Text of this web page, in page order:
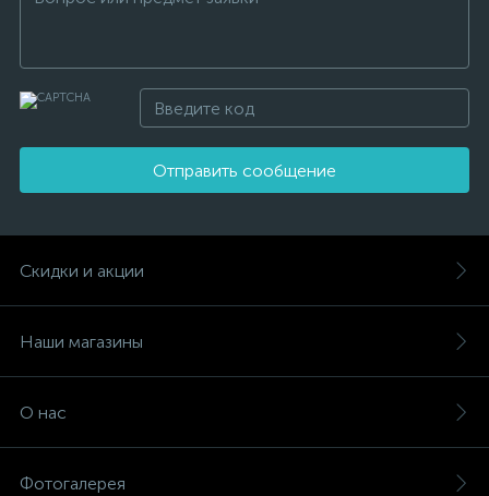
Отправить сообщение
Скидки и акции
Наши магазины
О нас
Фотогалерея